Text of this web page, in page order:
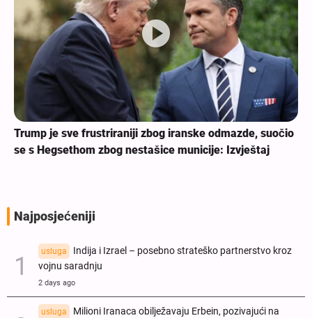
Trump je sve frustriraniji zbog iranske odmazde, suočio
se s Hegsethom zbog nestašice municije: Izvještaj
Najposjećeniji
usluga
Indija i Izrael – posebno strateško partnerstvo kroz
vojnu saradnju
2 days ago
usluga
Milioni Iranaca obilježavaju Erbein, pozivajući na